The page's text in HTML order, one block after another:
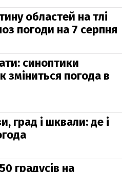
областей на тлі
погоди на 7 серпня
синоптики
зміниться погода в
град і шквали: де і
градусів на